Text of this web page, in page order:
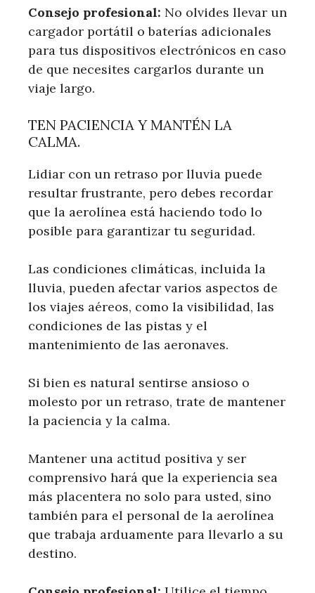
Consejo profesional: No olvides llevar un
cargador portátil o baterías adicionales
para tus dispositivos electrónicos en caso
de que necesites cargarlos durante un
viaje largo.
TEN PACIENCIA Y MANTÉN LA
CALMA.
Lidiar con un retraso por lluvia puede
resultar frustrante, pero debes recordar
que la aerolínea está haciendo todo lo
posible para garantizar tu seguridad.
Las condiciones climáticas, incluida la
lluvia, pueden afectar varios aspectos de
los viajes aéreos, como la visibilidad, las
condiciones de las pistas y el
mantenimiento de las aeronaves.
Si bien es natural sentirse ansioso o
molesto por un retraso, trate de mantener
la paciencia y la calma.
Mantener una actitud positiva y ser
comprensivo hará que la experiencia sea
más placentera no solo para usted, sino
también para el personal de la aerolínea
que trabaja arduamente para llevarlo a su
destino.